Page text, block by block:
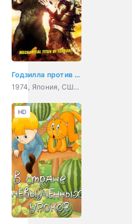
Годзилла против Мехагодзиллы
1974, Япония, США, мультфильм, фантастика, фэнтези, боевик, приключения, семейный
HD